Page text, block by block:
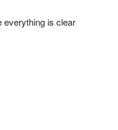
everything is clear